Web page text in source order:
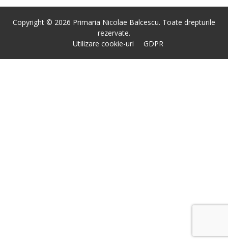
Copyright © 2026 Primaria Nicolae Balcescu. Toate drepturile
rezervate.
Utilizare cookie-uri
GDPR